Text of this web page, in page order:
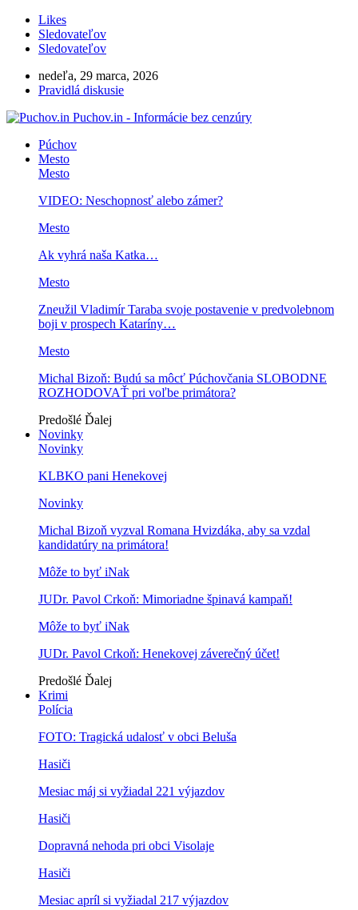
Likes
Sledovateľov
Sledovateľov
nedeľa, 29 marca, 2026
Pravidlá diskusie
Puchov.in - Informácie bez cenzúry
Púchov
Mesto
Mesto
VIDEO: Neschopnosť alebo zámer?
Mesto
Ak vyhrá naša Katka…
Mesto
Zneužil Vladimír Taraba svoje postavenie v predvolebnom
boji v prospech Kataríny…
Mesto
Michal Bizoň: Budú sa môcť Púchovčania SLOBODNE
ROZHODOVAŤ pri voľbe primátora?
Predošlé Ďalej
Novinky
Novinky
KLBKO pani Henekovej
Novinky
Michal Bizoň vyzval Romana Hvizdáka, aby sa vzdal
kandidatúry na primátora!
Môže to byť iNak
JUDr. Pavol Crkoň: Mimoriadne špinavá kampaň!
Môže to byť iNak
JUDr. Pavol Crkoň: Henekovej záverečný účet!
Predošlé Ďalej
Krimi
Polícia
FOTO: Tragická udalosť v obci Beluša
Hasiči
Mesiac máj si vyžiadal 221 výjazdov
Hasiči
Dopravná nehoda pri obci Visolaje
Hasiči
Mesiac apríl si vyžiadal 217 výjazdov